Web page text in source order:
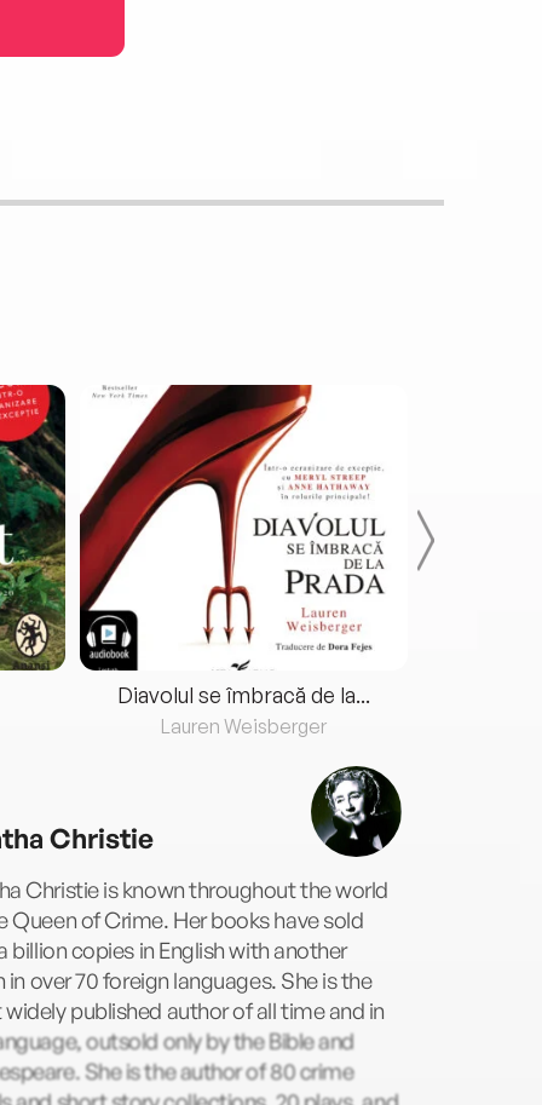
Diavolul se îmbracă de la...
Lauren Weisberger
Christie
Christie is known throughout the world
Queen of Crime. Her books have sold
billion copies in English with another
in over 70 foreign languages. She is the
published author of all time and in
outsold only by the Bible and
She is the author of 80 crime